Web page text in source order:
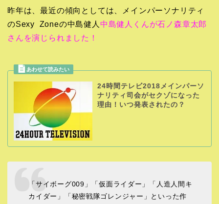
昨年は、最近の傾向としては、メインパーソナリティ
のSexy Zoneの中島健人 中島健人くんが石ノ森章太郎
さんを演じられました！
24時間テレビ2018メインパーソ
ナリティ司会がセクゾになった
理由！いつ発表されたの？
「サイボーグ009」「仮面ライダー」「人造人間キ
カイダー」「秘密戦隊ゴレンジャー」といった作